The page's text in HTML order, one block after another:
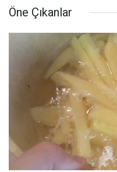
Öne Çıkanlar